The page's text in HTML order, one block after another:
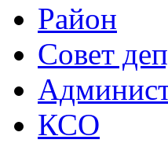
Район
Совет
КСО